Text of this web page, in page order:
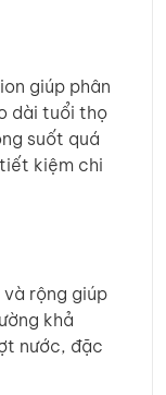
giúp phân
dài tuổi thọ
suốt quá
kiệm chi
rộng giúp
khả
nước, đặc